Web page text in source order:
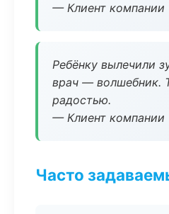
— Клиент компании
Ребёнку вылечили
врач — волшебник.
радостью.
— Клиент компании
Часто